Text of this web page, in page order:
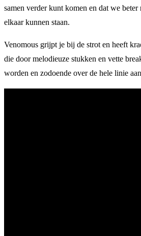
samen verder kunt komen en dat we beter
elkaar kunnen staan.
Venomous grijpt je bij de strot en heeft
die door melodieuze stukken en vette
worden en zodoende over de hele linie